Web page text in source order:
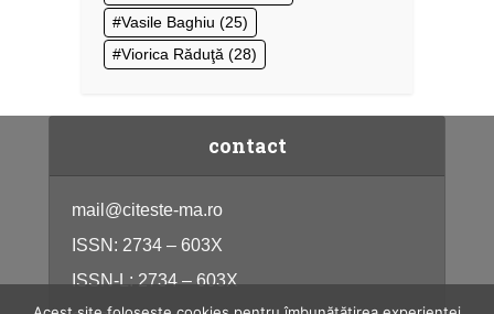
Vasile Baghiu (25)
Viorica Răduţă (28)
contact
mail@citeste-ma.ro
ISSN: 2734 – 603X
ISSN-L: 2734 – 603X